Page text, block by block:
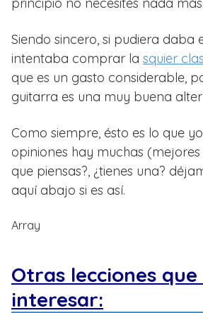
Siendo sincero, si pudiera daba
intentaba comprar la squier
que es un gasto considerable,
guitarra es una muy buena
Como siempre, ésto es lo que
opiniones hay muchas (mejores
que piensas?, ¿tienes una?
aquí abajo si es así.
Array
Otras lecciones
interesar: